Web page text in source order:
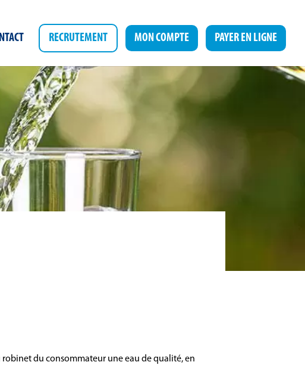
RECRUTEMENT MON COMPTE PAYER EN LIGNE
du consommateur une eau de qualité, en